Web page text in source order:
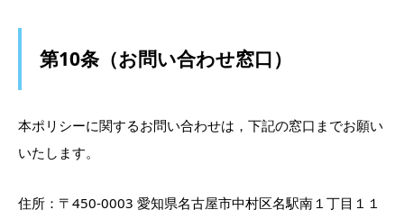
第10条（お問い合わせ窓口）
本ポリシーに関するお問い合わせは，下記の窓口までお願い
いたします。
住所：〒450-0003 愛知県名古屋市中村区名駅南１丁目１１